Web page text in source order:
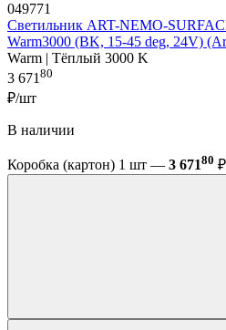
049771
Светильник ART-NEMO-
Warm3000 (BK, 15-45 deg, 24V)
Warm | Тёплый 3000 K
3 67180
₽/шт
В наличии
Коробка (картон) 1 шт — 3 67180 ₽